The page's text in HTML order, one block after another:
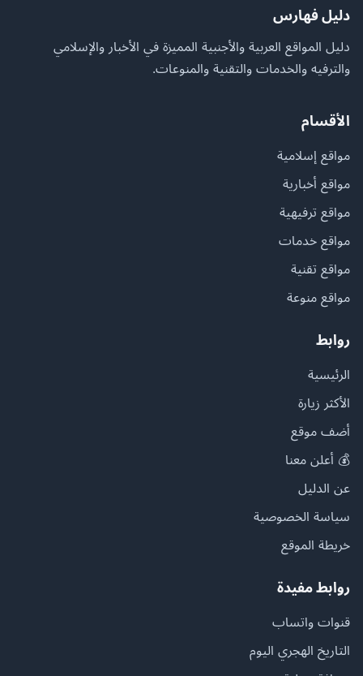
دليل فهارس
دليل المواقع العربية والأجنبية المميزة في الأخبار والإسلامي
والترفيه والخدمات والتقنية والمنوعات.
الأقسام
مواقع إسلامية
مواقع أخبارية
مواقع ترفيهية
مواقع خدمات
مواقع تقنية
مواقع منوعة
روابط
الرئيسية
الأكثر زيارة
أضف موقع
💰 أعلن معنا
عن الدليل
سياسة الخصوصية
خريطة الموقع
روابط مفيدة
قنوات واتساب
التاريخ الهجري اليوم